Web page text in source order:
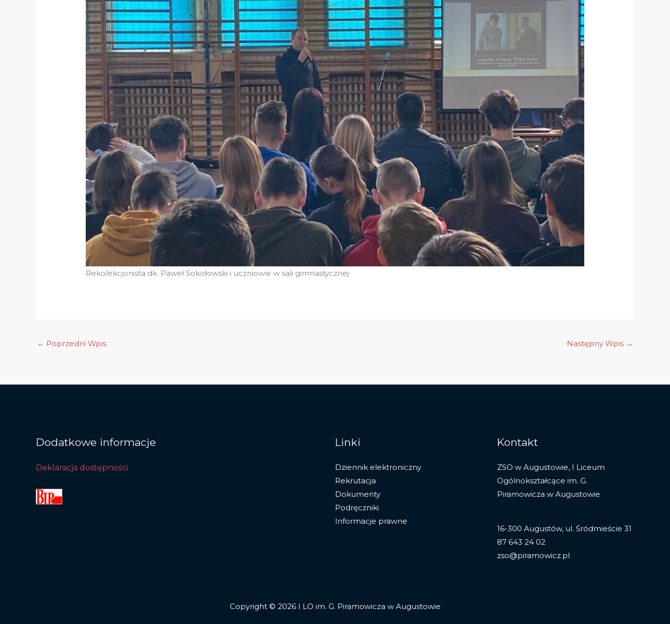
Rekolekcjonista dk. Paweł Sokołowski i uczniowie w sali gimnastycznej
← Poprzedni Wpis Następny Wpis →
Dodatkowe informacje
Deklaracja dostępności
Linki
Dziennik elektroniczny
Rekrutacja
Dokumenty
Podręczniki
Informacje prawne
Kontakt
ZSO w Augustowie, I Liceum
Ogólnokształcące im. G.
Piramowicza w Augustowie
16-300 Augustów, ul. Śródmieście 31
87 643 24 02
zso@piramowicz.pl
Copyright © 2026 I LO im. G. Piramowicza w Augustowie